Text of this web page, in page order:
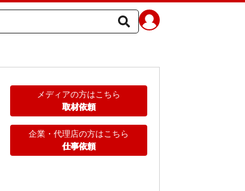
メディアの方はこちら
取材依頼
企業・代理店の方はこちら
仕事依頼